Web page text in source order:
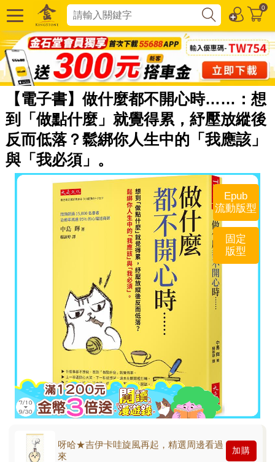
0
【電子書】做什麼都不開心時……：想
到「做點什麼」就覺得累，紓壓放縱後
反而低落？鬆綁你人生中的「我應該」
與「我必須」。
Epub
流動版型
固定
版型
呀哈★吉伊卡哇旋風再起，精選周邊看過
來
加購